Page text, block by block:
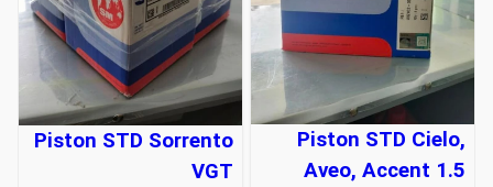
Piston STD Cielo,
Aveo, Accent 1.5
Piston STD Sorrento
VGT